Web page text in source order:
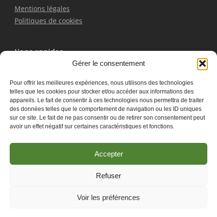
Gérer le consentement
Pour offrir les meilleures expériences, nous utilisons des technologies
telles que les cookies pour stocker et/ou accéder aux informations des
appareils. Le fait de consentir à ces technologies nous permettra de traiter
des données telles que le comportement de navigation ou les ID uniques
sur ce site. Le fait de ne pas consentir ou de retirer son consentement peut
avoir un effet négatif sur certaines caractéristiques et fonctions.
Accepter
Refuser
Voir les préférences
Mentions légales
Politiques de cookies
Liens rapides
Boucles d'oreilles
Pendentifs
Contactez-nous
© 2025 Créer en collaboration avecLes Associés du